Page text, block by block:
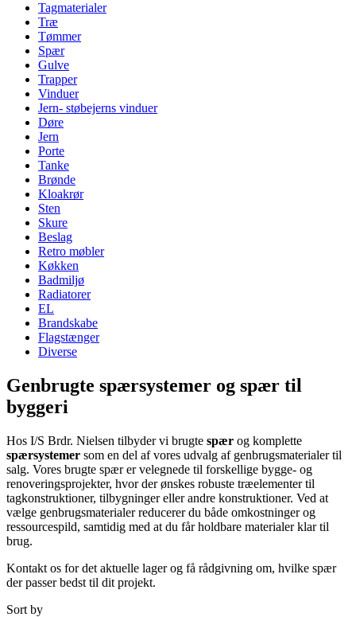
Tagmaterialer
Træ
Tømmer
Spær
Gulve
Trapper
Vinduer
Jern- støbejerns vinduer
Døre
Jern
Porte
Tanke
Brønde
Kloakrør
Sten
Skure
Beslag
Retro møbler
Køkken
Badmiljø
Radiatorer
EL
Brandskabe
Flagstænger
Diverse
Genbrugte spærsystemer og spær til
byggeri
Hos I/S Brdr. Nielsen tilbyder vi brugte spær og komplette
spærsystemer som en del af vores udvalg af genbrugsmaterialer til
salg. Vores brugte spær er velegnede til forskellige bygge- og
renoveringsprojekter, hvor der ønskes robuste træelementer til
tagkonstruktioner, tilbygninger eller andre konstruktioner. Ved at
vælge genbrugsmaterialer reducerer du både omkostninger og
ressourcespild, samtidig med at du får holdbare materialer klar til
brug.
Kontakt os for det aktuelle lager og få rådgivning om, hvilke spær
der passer bedst til dit projekt.
Sort by